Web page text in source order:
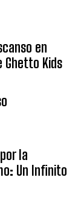
en
Ghetto Kids
la
Un Infinito